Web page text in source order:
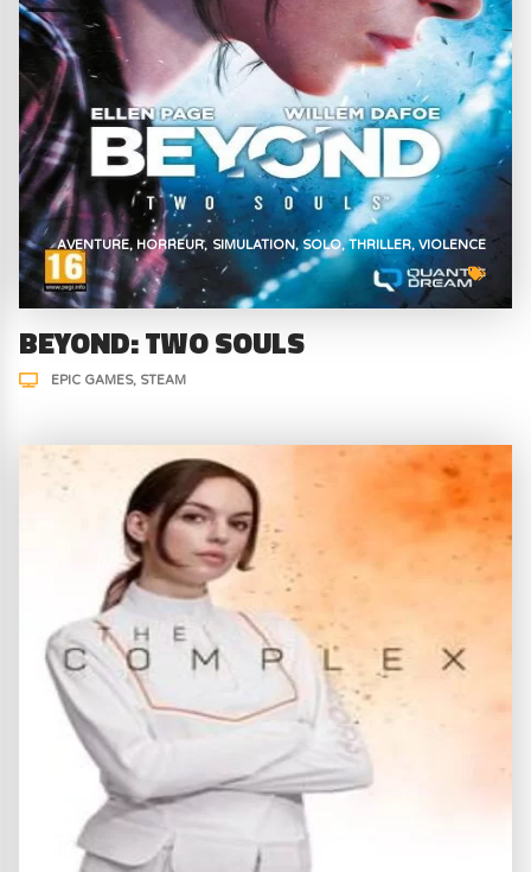
AVENTURE HORREUR SIMULATION SOLO THRILLER VIOLENCE
BEYOND: TWO SOULS
EPIC GAMES STEAM